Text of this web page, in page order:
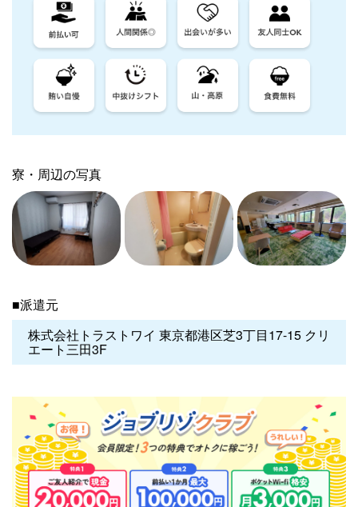
寮・周辺の写真
■派遣元
株式会社トラストワイ 東京都港区芝3丁目17-15 クリ
エート三田3F